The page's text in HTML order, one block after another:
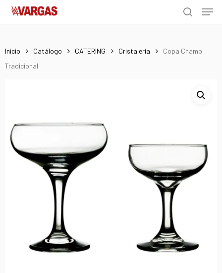
Skip
search
Menu
Inicio Catálogo CATERING Cristalería
Copa Champ
Tradicional